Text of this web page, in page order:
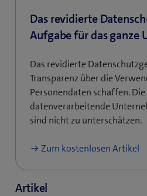
Das revidierte
Aufgabe für das ganze
Das revidierte
Transparenz über die
Personendaten schaffen.
datenverarbeitende
sind nicht zu unterschätzen.
Zum kostenlosen Artikel
Artikel